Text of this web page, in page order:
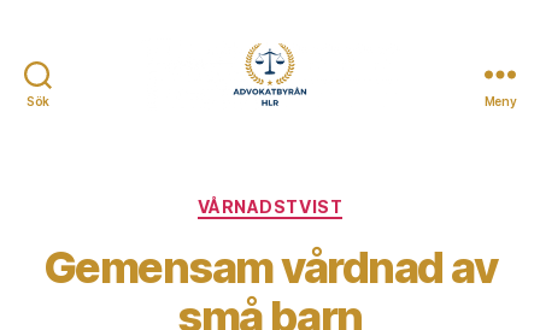
Sök Meny
Kategorier
VÅRNADSTVIST
Gemensam vårdnad av
små barn